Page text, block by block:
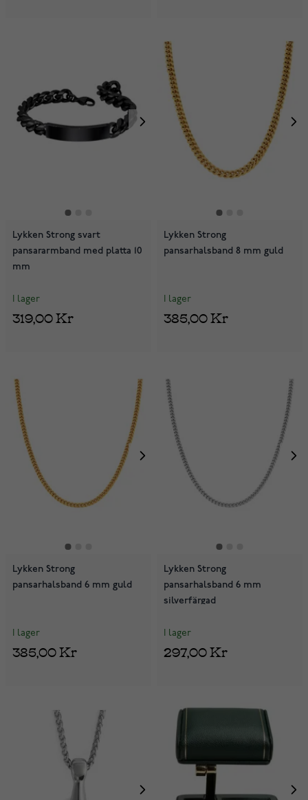
Lykken Strong svart
pansararmband med platta 10
mm
I lager
319,00 Kr
Lykken Strong
pansarhalsband 8 mm guld
I lager
385,00 Kr
Lykken Strong
pansarhalsband 6 mm guld
I lager
385,00 Kr
Lykken Strong
pansarhalsband 6 mm
silverfärgad
I lager
297,00 Kr